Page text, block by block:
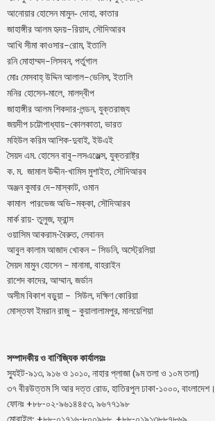
আনোয়ার হোসেন মামুন- দোহা, কাতার
জাহাঙ্গীর আলম হৃদয়–রিয়াদ, সৌদিআরব
আখি সীমা কাওসার–রোম,ইতালি
রনি মোহাম্মদ–লিসবন, পর্তুগাল
মোঃ মেসবাহ্ উদ্দিন আলাল–ভেনিস,ইতালি
মনির হোসেন-মালে, মালদ্বীপ
জাহাঙ্গীর আলম শিকদার-লন্ডন, যুক্তরাজ্য
জয়দীপ চট্টোপাধ্যায়–কোলকাতা, ভারত
মহিউল করিম আশিক-দুবাই, ইউএই
সৈয়দ এম. হোসেন বাবু–লসএঞ্জেল্স, যুক্তরাষ্ট্র
ক. ম. জামাল উদ্দীন-খামিস মুশাইত, সৌদিআরব
অঞ্জন কুমার দে–মাস্কাট, ওমান
কামাল পারভেজ অভি–মক্কা, সৌদিআরব
মার্ক রায়- তুলুজ, ফ্রান্স
ওয়াসিম আকরাম-বৈরুত, লেবানন
আবুল কালাম আজাদ খোকন – সিডনি, অস্ট্রেলিয়া
সৈয়দ মামুন হোসেন – মানামা, বাহরাইন
রাশেদ কাদের, আম্মান, জর্ডান
অসীম বিকাশ বড়ুয়া – সিউল, দক্ষিণ কোরিয়া
মোস্তফা ইমরান রাজু – কুয়ালালামপুর, মালয়েশিয়া
সম্পাদকীয় ও বাণিজ্যিক কার্যালয়ঃ
স্যুইট-৯১৩, ৯১৬ ও ১০১০, নাহার প্লাজা (৯ম তলা ও ১০ম তলা)
৩৭ বীরউত্তম সি আর দত্ত রোড, হাতিরপুল ঢাকা-১০০০, বাংলাদেশ।
ফোনঃ +৮৮-০২-৯৬১৪৪৫৩, ৯৬৭৭১৯৮
মোবাইল: +৮৮-০১৭১৬-৮০০৯৮৮, +৮৮-০১৯১৩৮৮৭৮৬৯